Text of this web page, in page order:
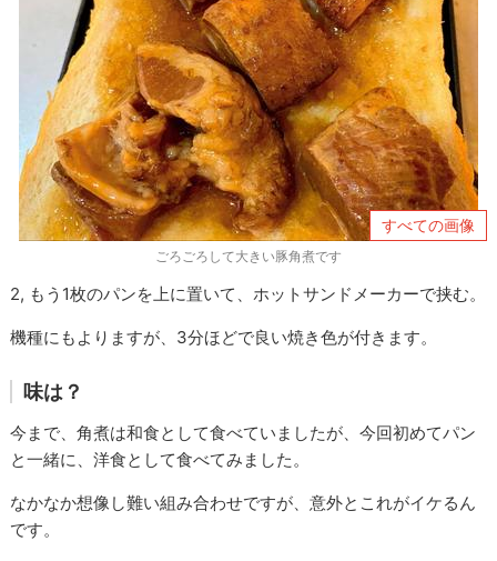
すべての画像
ごろごろして大きい豚角煮です
2, もう1枚のパンを上に置いて、ホットサンドメーカーで挟む。
機種にもよりますが、3分ほどで良い焼き色が付きます。
味は？
今まで、角煮は和食として食べていましたが、今回初めてパン
と一緒に、洋食として食べてみました。
なかなか想像し難い組み合わせですが、意外とこれがイケるん
です。